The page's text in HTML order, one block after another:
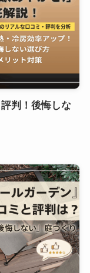
判！後悔しな